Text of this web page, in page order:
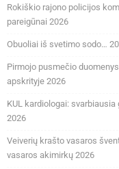
Rokiškio rajono policijos
pareigūnai 2026
Obuoliai iš svetimo sodo…
Pirmojo pusmečio
apskrityje 2026
KUL kardiologai:
2026
Veiverių krašto vasaros
vasaros akimirkų 2026